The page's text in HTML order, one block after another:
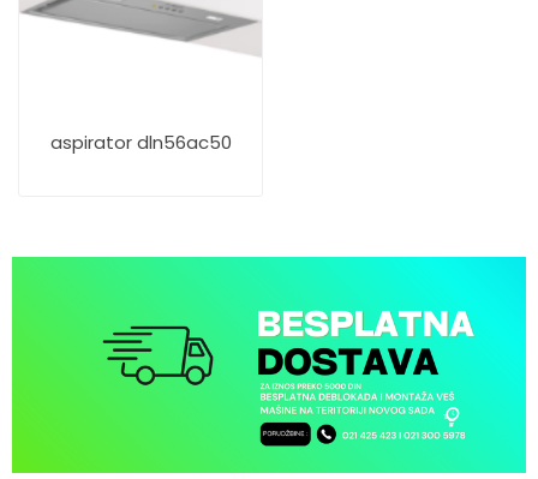
aspirator dln56ac50